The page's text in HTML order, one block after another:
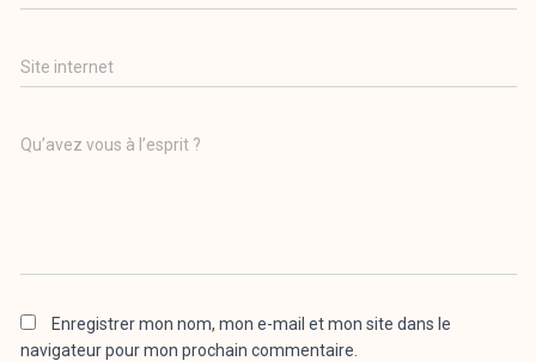
Site internet
Qu’avez vous à l’esprit ?
Enregistrer mon nom, mon e-mail et mon site dans le
navigateur pour mon prochain commentaire.